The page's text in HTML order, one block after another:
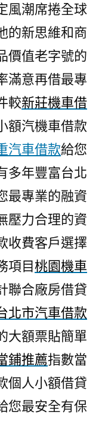
風潮席捲全球
的新思維和商
價值老字號的
滿意再借最專
較新莊機車借
額汽機車借款
汽車借款給您
多年豐富台北
最專業的融資
壓力合理的資
收費客戶選擇
項目桃園機車
聯合廠房借貸
北市汽車借款
大額票貼簡單
鋪推薦指數當
個人小額借貸
您最安全有保